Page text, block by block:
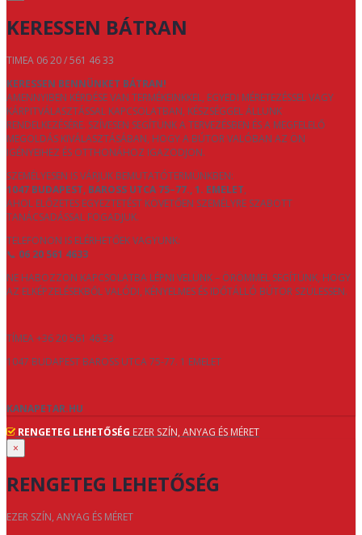
KERESSEN BÁTRAN
TIMEA 06 20 / 561 46 33
KERESSEN BENNÜNKET BÁTRAN!
AMENNYIBEN KÉRDÉSE VAN TERMÉKEINKKEL, EGYEDI MÉRETEZÉSSEL VAGY
KÁRPITVÁLASZTÁSSAL KAPCSOLATBAN, KÉSZSÉGGEL ÁLLUNK
RENDELKEZÉSÉRE. SZÍVESEN SEGÍTÜNK A TERVEZÉSBEN ÉS A MEGFELELŐ
MEGOLDÁS KIVÁLASZTÁSÁBAN, HOGY A BÚTOR VALÓBAN AZ ÖN
IGÉNYEIHEZ ÉS OTTHONÁHOZ IGAZODJON.
SZEMÉLYESEN IS VÁRJUK BEMUTATÓTERMÜNKBEN:
1047 BUDAPEST, BAROSS UTCA 75–77., 1. EMELET,
AHOL ELŐZETES EGYEZTETÉST KÖVETŐEN SZEMÉLYRE SZABOTT
TANÁCSADÁSSAL FOGADJUK.
TELEFONON IS ELÉRHETŐEK VAGYUNK:
📞 06 20 561 4633
NE HABOZZON KAPCSOLATBA LÉPNI VELÜNK – ÖRÖMMEL SEGÍTÜNK, HOGY
AZ ELKÉPZELÉSEKBŐL VALÓDI, KÉNYELMES ÉS IDŐTÁLLÓ BÚTOR SZÜLESSEN.
TÍMEA +36 20 561 46 33
1047 BUDAPEST BAROSS UTCA 75-77. 1 EMELET
KANAPETAR.HU
RENGETEG LEHETŐSÉG EZER SZÍN, ANYAG ÉS MÉRET
×
RENGETEG LEHETŐSÉG
EZER SZÍN, ANYAG ÉS MÉRET